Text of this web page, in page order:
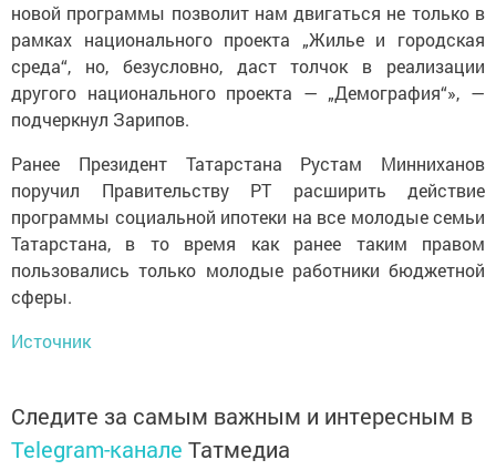
новой программы позволит нам двигаться не только в
рамках национального проекта „Жилье и городская
среда“, но, безусловно, даст толчок в реализации
другого национального проекта — „Демография“», —
подчеркнул Зарипов.
Ранее Президент Татарстана Рустам Минниханов
поручил Правительству РТ расширить действие
программы социальной ипотеки на все молодые семьи
Татарстана, в то время как ранее таким правом
пользовались только молодые работники бюджетной
сферы.
Источник
Следите за самым важным и интересным в
Telegram-канале Татмедиа